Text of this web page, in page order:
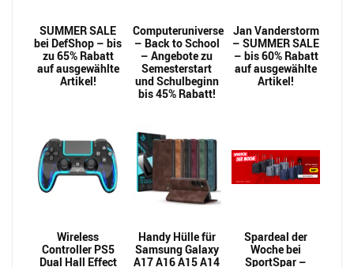
SUMMER SALE
bei DefShop – bis
zu 65% Rabatt
auf ausgewählte
Artikel!
Computeruniverse
– Back to School
– Angebote zu
Semesterstart
und Schulbeginn
bis 45% Rabatt!
Jan Vanderstorm
– SUMMER SALE
– bis 60% Rabatt
auf ausgewählte
Artikel!
Wireless
Controller PS5
Dual Hall Effect
Handy Hülle für
Samsung Galaxy
A17 A16 A15 A14
Spardeal der
Woche bei
SportSpar –